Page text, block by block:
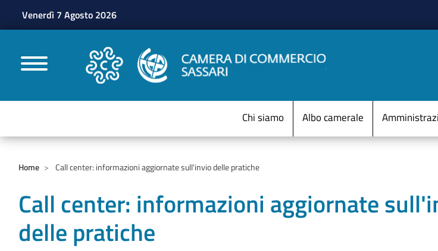
Venerdì 7 Agosto 2026
CAMERE DI COMMERCIO D'ITALIA
Chi siamo Albo camerale
Home Call center: informazioni aggiornate sull'invio delle pratiche
Call center: informazioni aggiornate
delle pratiche